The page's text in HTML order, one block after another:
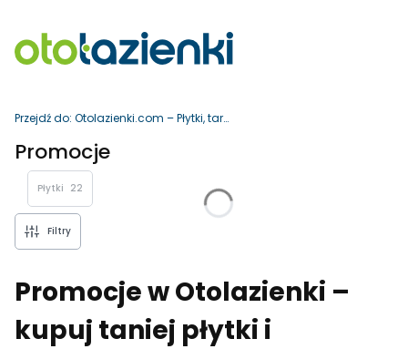
Przejdź do: Otolazienki.com – Płytki, tarasy i wyposażenie łazienki
Promocje
Płytki 22
Filtry
Promocje w Otolazienki –
kupuj taniej płytki i